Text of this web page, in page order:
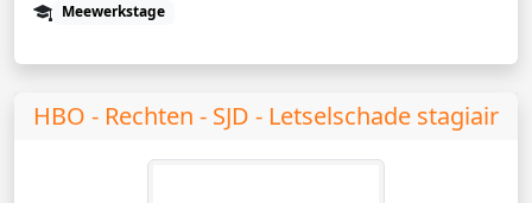
Meewerkstage
HBO - Rechten - SJD - Letselschade stagiair